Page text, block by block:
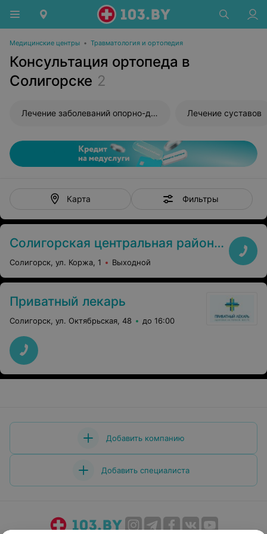
Медицинские центры • Травматология и ортопедия
Консультация ортопеда в
Солигорске 2
Лечение заболеваний опорно-двигательного аппарата Лечение суставов
Карта Фильтры
Солигорская центральная районная больница
Солигорск, ул. Коржа, 1 Выходной
Приватный лекарь
Солигорск, ул. Октябрьская, 48 до 16:00
Добавить компанию
Добавить специалиста